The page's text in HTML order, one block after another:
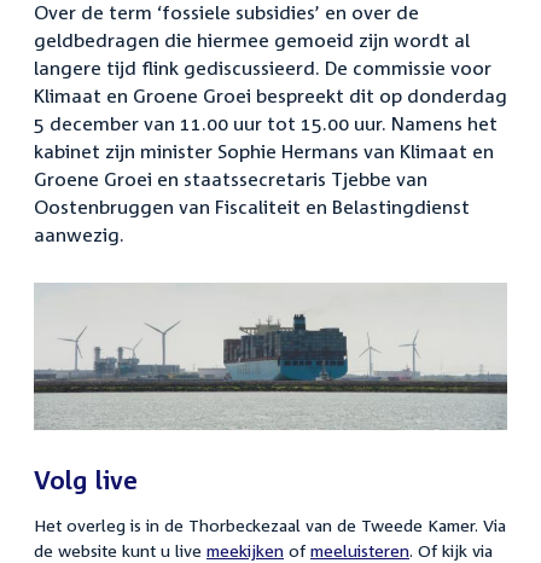
Over de term ‘fossiele subsidies’ en over de
geldbedragen die hiermee gemoeid zijn wordt al
langere tijd flink gediscussieerd. De commissie voor
Klimaat en Groene Groei bespreekt dit op donderdag
5 december van 11.00 uur tot 15.00 uur. Namens het
kabinet zijn minister Sophie Hermans van Klimaat en
Groene Groei en staatssecretaris Tjebbe van
Oostenbruggen van Fiscaliteit en Belastingdienst
aanwezig.
Volg live
Het overleg is in de Thorbeckezaal van de Tweede Kamer. Via
de website kunt u live meekijken of meeluisteren. Of kijk via